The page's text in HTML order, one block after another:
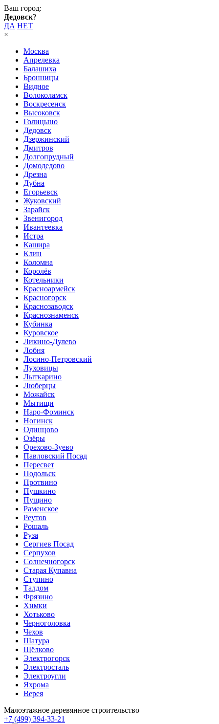
Ваш город:
Дедовск?
ДА НЕТ
×
Москва
Апрелевка
Балашиха
Бронницы
Видное
Волоколамск
Воскресенск
Высоковск
Голицыно
Дедовск
Дзержинский
Дмитров
Долгопрудный
Домодедово
Дрезна
Дубна
Егорьевск
Жуковский
Зарайск
Звенигород
Ивантеевка
Истра
Кашира
Клин
Коломна
Королёв
Котельники
Красноармейск
Красногорск
Краснозаводск
Краснознаменск
Кубинка
Куровское
Ликино-Дулево
Лобня
Лосино-Петровский
Луховицы
Лыткарино
Люберцы
Можайск
Мытищи
Наро-Фоминск
Ногинск
Одинцово
Озёры
Орехово-Зуево
Павловский Посад
Пересвет
Подольск
Протвино
Пушкино
Пущино
Раменское
Реутов
Рошаль
Руза
Сергиев Посад
Серпухов
Солнечногорск
Старая Купавна
Ступино
Талдом
Фрязино
Химки
Хотьково
Черноголовка
Чехов
Шатура
Щёлково
Электрогорск
Электросталь
Электроугли
Яхрома
Верея
Малоэтажное деревянное строительство
+7 (499) 394-33-21